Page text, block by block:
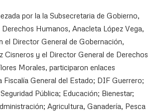
por la la Subsecretaria de Gobierno,
Humanos, Anacleta López Vega,
el Director General de Gobernación,
Cisneros y el Director General de Derechos
Morales, participaron enlaces
Fiscalía General del Estado; DIF Guerrero;
Pública; Educación; Bienestar;
Agricultura, Ganadería, Pesca